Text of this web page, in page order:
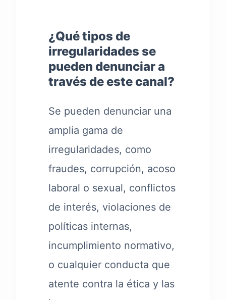
¿Qué tipos de
irregularidades se
pueden denunciar a
través de este canal?
Se pueden denunciar una
amplia gama de
irregularidades, como
fraudes, corrupción, acoso
laboral o sexual, conflictos
de interés, violaciones de
políticas internas,
incumplimiento normativo,
o cualquier conducta que
atente contra la ética y las